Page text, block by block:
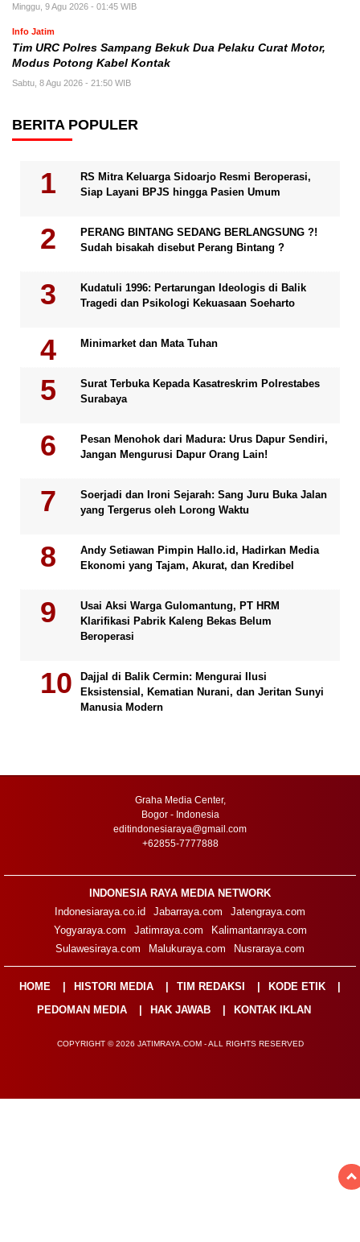
Minggu, 9 Agu 2026 - 01:45 WIB
Info Jatim
Tim URC Polres Sampang Bekuk Dua Pelaku Curat Motor,
Modus Potong Kabel Kontak
Sabtu, 8 Agu 2026 - 21:50 WIB
BERITA POPULER
RS Mitra Keluarga Sidoarjo Resmi Beroperasi,
Siap Layani BPJS hingga Pasien Umum
PERANG BINTANG SEDANG BERLANGSUNG ?!
Sudah bisakah disebut Perang Bintang ?
Kudatuli 1996: Pertarungan Ideologis di Balik
Tragedi dan Psikologi Kekuasaan Soeharto
Minimarket dan Mata Tuhan
Surat Terbuka Kepada Kasatreskrim Polrestabes
Surabaya
Pesan Menohok dari Madura: Urus Dapur Sendiri,
Jangan Mengurusi Dapur Orang Lain!
Soerjadi dan Ironi Sejarah: Sang Juru Buka Jalan
yang Tergerus oleh Lorong Waktu
Andy Setiawan Pimpin Hallo.id, Hadirkan Media
Ekonomi yang Tajam, Akurat, dan Kredibel
Usai Aksi Warga Gulomantung, PT HRM
Klarifikasi Pabrik Kaleng Bekas Belum
Beroperasi
Dajjal di Balik Cermin: Mengurai Ilusi
Eksistensial, Kematian Nurani, dan Jeritan Sunyi
Manusia Modern
Graha Media Center,
Bogor - Indonesia
editindonesiaraya@gmail.com
+62855-7777888
INDONESIA RAYA MEDIA NETWORK
Indonesiaraya.co.id
Jabarraya.com
Jatengraya.com
Yogyaraya.com
Jatimraya.com
Kalimantanraya.com
Sulawesiraya.com
Malukuraya.com Nusraraya.com
HOME HISTORI MEDIA TIM REDAKSI
KODE ETIK
PEDOMAN MEDIA
HAK JAWAB KONTAK IKLAN
COPYRIGHT © 2026 JATIMRAYA.COM - ALL RIGHTS RESERVED